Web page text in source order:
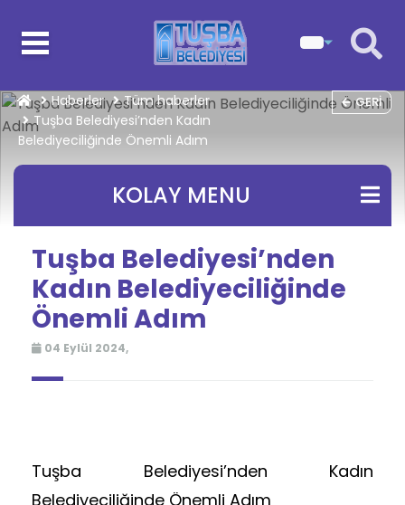
Haberler
Tüm haberler
Tuşba Belediyesi’nden Kadın
Belediyeciliğinde Önemli Adım
GERI
KOLAY MENU
Tuşba Belediyesi’nden
Kadın Belediyeciliğinde
Önemli Adım
04 Eylül 2024,